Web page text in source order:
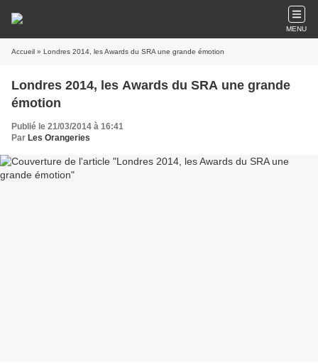
MENU
Accueil » Londres 2014, les Awards du SRA une grande émotion
Londres 2014, les Awards du SRA une grande
émotion
Publié le 21/03/2014 à 16:41
Par Les Orangeries